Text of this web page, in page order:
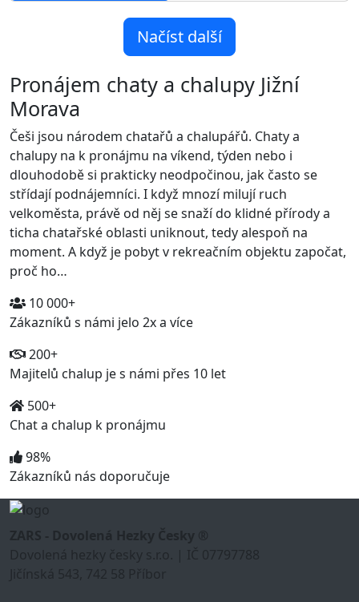
Načíst další
Pronájem chaty a chalupy Jižní
Morava
Češi jsou národem chatařů a chalupářů. Chaty a
chalupy na k pronájmu na víkend, týden nebo i
dlouhodobě si prakticky neodpočinou, jak často se
střídají podnájemníci. I když mnozí milují ruch
velkoměsta, právě od něj se snaží do klidné přírody a
ticha chatařské oblasti uniknout, tedy alespoň na
moment. A když je pobyt v rekreačním objektu započat,
proč ho…
10 000+
Zákazníků s námi jelo 2x a více
200+
Majitelů chalup je s námi přes 10 let
500+
Chat a chalup k pronájmu
98%
Zákazníků nás doporučuje
ZARS - Dovolená Hezky Česky ®
Dovolená hezky česky s.r.o. | IČ 07797788
Jičínská 543, 742 58 Příbor